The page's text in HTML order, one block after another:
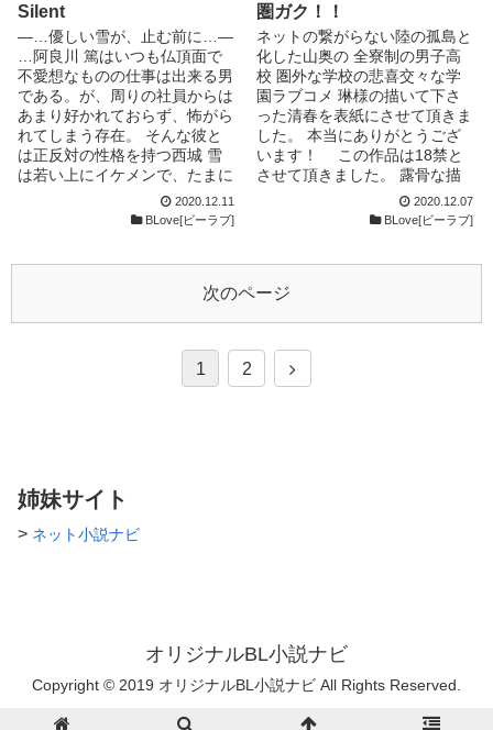
の先輩。 軽音部でボーカル担
当。クォーター。 ♠御波 萌志
(みなみ きざし) 烏丸の高校時
代の友人。 弓道部。爽やかイ
ケメン。 恋人の暁しか目に映
ってない。 能天気わんこ。 ♣鳥
羽 暁(とば あかつき) 烏丸の高
校時代の友人。 元失声症患
者。 萌志の恋人。 純粋で烏丸
丸 希響(いぬまる ききょう) 烏
丸のセフレ。 優しくてすごく
烏丸に対してセフレ以上の感情
を持つ。 ♣渡貫 尊琉(わたぬき
相手。 愛すべき馬鹿。 テンシ
ョンが高く、良い意味でも悪い
意味でも空気が読めない。 ♠日
下部 愛生(くさかべ あおい) 暁
愛感情を含んだ性行為ではな
い。 性行為自体受け付けられ
ない人も多い。 アロマンティ
ノリティ。 ✄----------------------
Silent
―…優しい雪が、止む前に…―
…阿良川 篤はいつも仏頂面で
不愛想なものの仕事は出来る男
である。が、周りの社員からは
あまり好かれておらず、怖がら
れてしまう存在。 そんな彼と
は正反対の性格を持つ西城 雪
は若い上にイケメンで、たまに
天然な会社の人気者。 しか
し、人気者なはずの西城はなぜ
2020.12.11
BLove[ビーラブ]
圏ガク！！
ネットの繋がらない陸の孤島と
化した山奥の 全寮制の男子高
校 圏外な学校の悲喜交々な学
園ラブコメ 琳様の描いて下さ
った清春を表紙にさせて頂きま
した。 本当にありがとうござ
います！ この作品は18禁と
させて頂きました。 露骨な描
写や嫌悪感を抱く表現が出て来
る可能性がありますので、苦手
す。
2020.12.07
BLove[ビーラブ]
次のページ
1 2
姉妹サイト
> ネット小説ナビ
オリジナルBL小説ナビ
Copyright © 2019 オリジナルBL小説ナビ All Rights Reserved.